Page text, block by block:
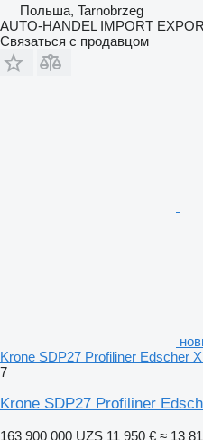
Польша, Tarnobrzeg
AUTO-HANDEL IMPORT
Связаться с продавцом
Krone SDP27 Profiliner Edscher
7
Krone SDP27 Profiliner
163 900 000 UZS 11 950 € ≈ 13